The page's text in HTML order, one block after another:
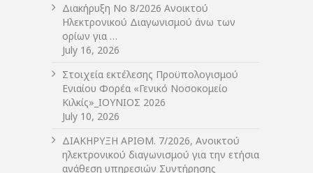
Διακήρυξη Νο 8/2026 Ανοικτού
Ηλεκτρονικού Διαγωνισμού άνω των
ορίων για …
July 16, 2026
Στοιχεία εκτέλεσης Προϋπολογισμού
Ενιαίου Φορέα «Γενικό Νοσοκομείο
Κιλκίς»_ΙΟΥΝΙΟΣ 2026
July 10, 2026
ΔIΑΚΗΡΥΞΗ ΑΡIΘΜ. 7/2026, Ανοικτού
ηλεκτρονικού διαγωνισμού για την ετήσια
ανάθεση υπηρεσιών Συντήρησης